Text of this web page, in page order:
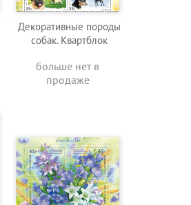
Декоративные породы
собак. Квартблок
больше нет в
продаже